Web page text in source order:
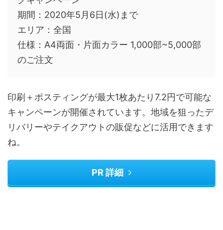
期間：2020年5月6日(水)まで
エリア：全国
仕様：A4両面・片面カラー 1,000部~5,000部
のご注文
印刷＋ポスティングが最大1枚あたり7.2円で可能な
キャンペーンが開催されています。地域を狙ったデ
リバリーやテイクアウトの販促などに活用できます
ね。
PR 詳細